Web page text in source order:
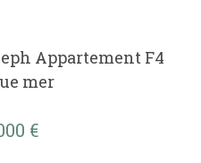
Appartement F4
mer
€